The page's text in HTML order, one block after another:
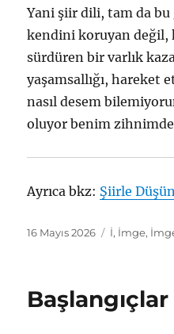
Yani şiir dili, tam da
kendini koruyan
sürdüren bir varlık
yaşamsallığı, hareket
nasıl desem
oluyor benim
Ayrıca bkz: Şiirle
Yayın
16 Mayıs 2026 Etiketler
İ, İmge,
Başlangıçlar